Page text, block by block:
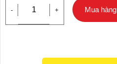
- + Mua hàng